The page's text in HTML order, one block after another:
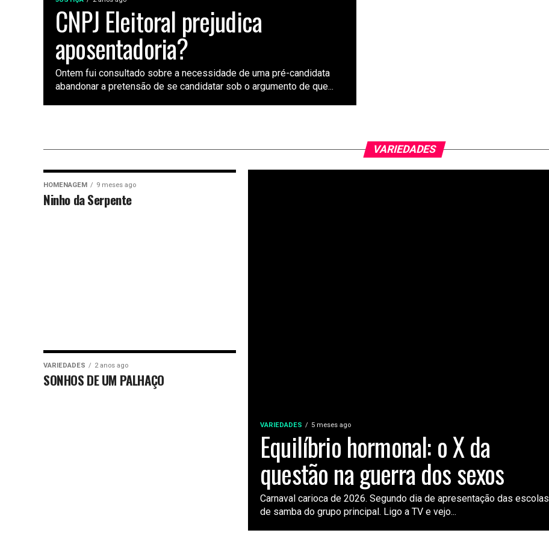
CNPJ Eleitoral prejudica
aposentadoria?
Ontem fui consultado sobre a necessidade de uma pré-candidata
abandonar a pretensão de se candidatar sob o argumento de que...
VARIEDADES
VARIEDADES 5 meses ago
Equilíbrio hormonal: o X da
questão na guerra dos sexos
Carnaval carioca de 2026. Segundo dia de apresentação das escolas
de samba do grupo principal. Ligo a TV e vejo...
HOMENAGEM 9 meses ago
Ninho da Serpente
VARIEDADES 2 anos ago
SONHOS DE UM PALHAÇO